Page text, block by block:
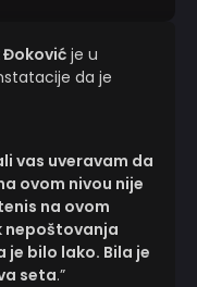
Đokovićje u
da je
vas uveravam da
ovom nivou nije
na ovom
nepoštovanja
je bilo lako. Bila je
seta.”